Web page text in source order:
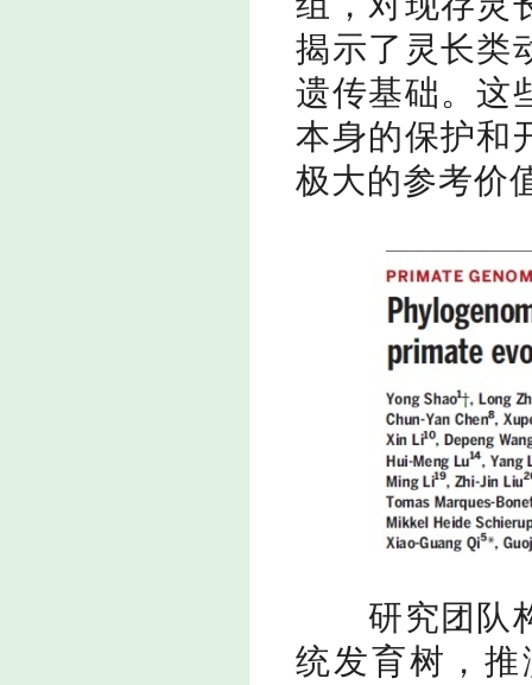
揭示了灵长类
遗传基础。这
本身的保护和
极大的参考价
研究团队
统发育树，